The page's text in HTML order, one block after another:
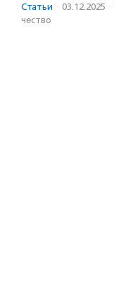
Статьи · 03.12.2025 ·
чест­во